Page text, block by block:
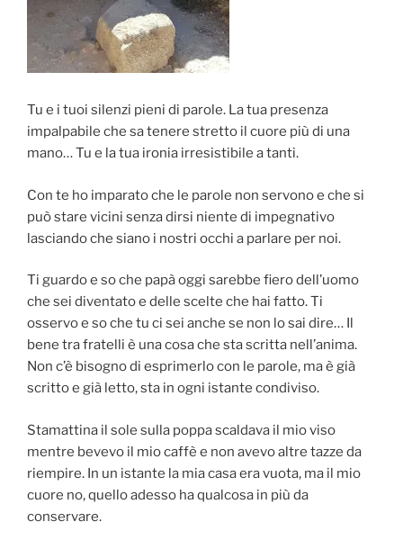
Tu e i tuoi silenzi pieni di parole. La tua presenza
impalpabile che sa tenere stretto il cuore più di una
mano… Tu e la tua ironia irresistibile a tanti.
Con te ho imparato che le parole non servono e che si
può stare vicini senza dirsi niente di impegnativo
lasciando che siano i nostri occhi a parlare per noi.
Ti guardo e so che papà oggi sarebbe fiero dell’uomo
che sei diventato e delle scelte che hai fatto. Ti
osservo e so che tu ci sei anche se non lo sai dire… Il
bene tra fratelli è una cosa che sta scritta nell’anima.
Non c’è bisogno di esprimerlo con le parole, ma è già
scritto e già letto, sta in ogni istante condiviso.
Stamattina il sole sulla poppa scaldava il mio viso
mentre bevevo il mio caffè e non avevo altre tazze da
riempire. In un istante la mia casa era vuota, ma il mio
cuore no, quello adesso ha qualcosa in più da
conservare.